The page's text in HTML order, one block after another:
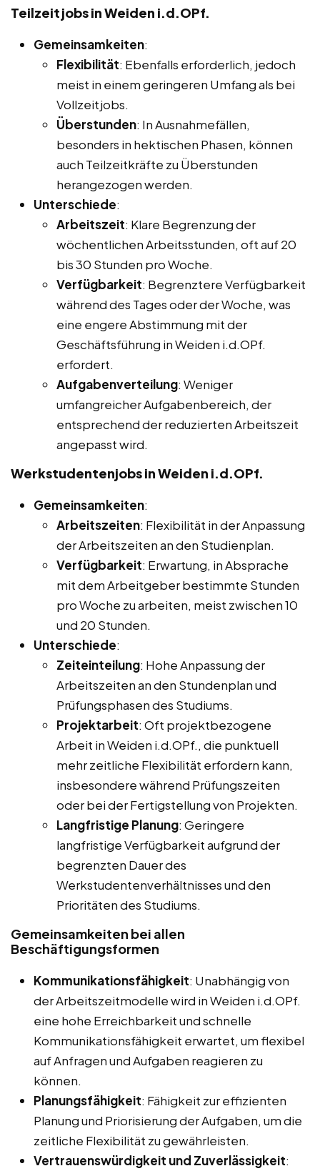
Teilzeitjobs in Weiden i.d.OPf.
Gemeinsamkeiten:
Flexibilität: Ebenfalls erforderlich, jedoch
meist in einem geringeren Umfang als bei
Vollzeitjobs.
Überstunden: In Ausnahmefällen,
besonders in hektischen Phasen, können
auch Teilzeitkräfte zu Überstunden
herangezogen werden.
Unterschiede:
Arbeitszeit: Klare Begrenzung der
wöchentlichen Arbeitsstunden, oft auf 20
bis 30 Stunden pro Woche.
Verfügbarkeit: Begrenztere Verfügbarkeit
während des Tages oder der Woche, was
eine engere Abstimmung mit der
Geschäftsführung in Weiden i.d.OPf.
erfordert.
Aufgabenverteilung: Weniger
umfangreicher Aufgabenbereich, der
entsprechend der reduzierten Arbeitszeit
angepasst wird.
Werkstudentenjobs in Weiden i.d.OPf.
Gemeinsamkeiten:
Arbeitszeiten: Flexibilität in der Anpassung
der Arbeitszeiten an den Studienplan.
Verfügbarkeit: Erwartung, in Absprache
mit dem Arbeitgeber bestimmte Stunden
pro Woche zu arbeiten, meist zwischen 10
und 20 Stunden.
Unterschiede:
Zeiteinteilung: Hohe Anpassung der
Arbeitszeiten an den Stundenplan und
Prüfungsphasen des Studiums.
Projektarbeit: Oft projektbezogene
Arbeit in Weiden i.d.OPf., die punktuell
mehr zeitliche Flexibilität erfordern kann,
insbesondere während Prüfungszeiten
oder bei der Fertigstellung von Projekten.
Langfristige Planung: Geringere
langfristige Verfügbarkeit aufgrund der
begrenzten Dauer des
Werkstudentenverhältnisses und den
Prioritäten des Studiums.
Gemeinsamkeiten bei allen
Beschäftigungsformen
Kommunikationsfähigkeit: Unabhängig von
der Arbeitszeitmodelle wird in Weiden i.d.OPf.
eine hohe Erreichbarkeit und schnelle
Kommunikationsfähigkeit erwartet, um flexibel
auf Anfragen und Aufgaben reagieren zu
können.
Planungsfähigkeit: Fähigkeit zur effizienten
Planung und Priorisierung der Aufgaben, um die
zeitliche Flexibilität zu gewährleisten.
Vertrauenswürdigkeit und Zuverlässigkeit: